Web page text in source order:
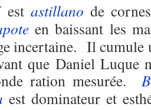
estastillano de
en baissant les
incertaine. Il cumule
que Daniel Luque
ration mesurée.
est dominateur et